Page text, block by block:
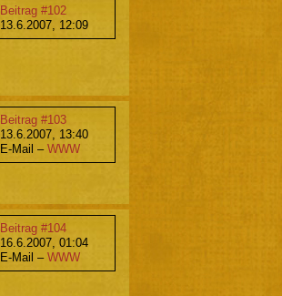
Beitrag #102
13.6.2007, 12:09
Beitrag #103
13.6.2007, 13:40
E-Mail – WWW
Beitrag #104
16.6.2007, 01:04
E-Mail – WWW